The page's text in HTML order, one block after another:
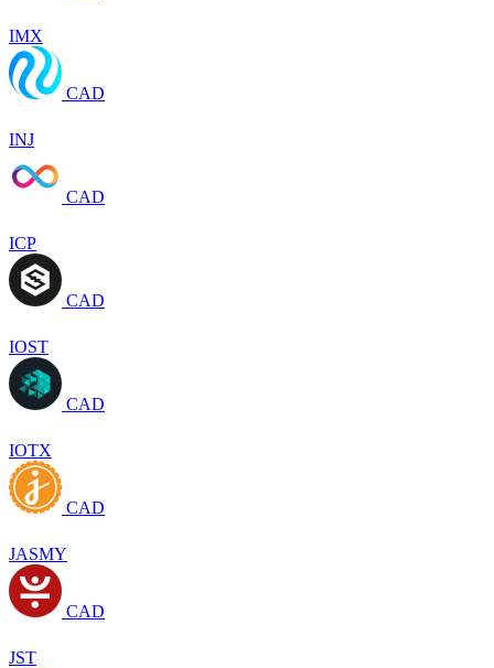
IMX
CAD
INJ
CAD
ICP
CAD
IOST
CAD
IOTX
CAD
JASMY
CAD
JST